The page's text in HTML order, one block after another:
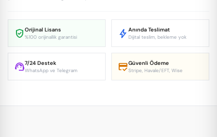
verified_user Orijinal Lisans
%100 orijinallik garantisi bolt Anında Teslimat
Dijital teslim, bekleme yok
support_agent7/24 Destek
WhatsApp ve Telegram credit_scoreGüvenli Ödeme
Stripe, Havale/EFT, Wise